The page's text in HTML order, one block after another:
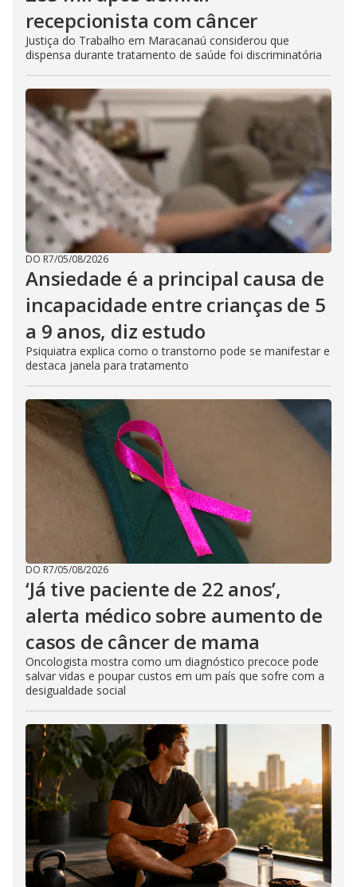
recepcionista com câncer
Justiça do Trabalho em Maracanaú considerou que
dispensa durante tratamento de saúde foi discriminatória
DO R7/05/08/2026
Ansiedade é a principal causa de
incapacidade entre crianças de 5
a 9 anos, diz estudo
Psiquiatra explica como o transtorno pode se manifestar e
destaca janela para tratamento
DO R7/05/08/2026
‘Já tive paciente de 22 anos’,
alerta médico sobre aumento de
casos de câncer de mama
Oncologista mostra como um diagnóstico precoce pode
salvar vidas e poupar custos em um país que sofre com a
desigualdade social